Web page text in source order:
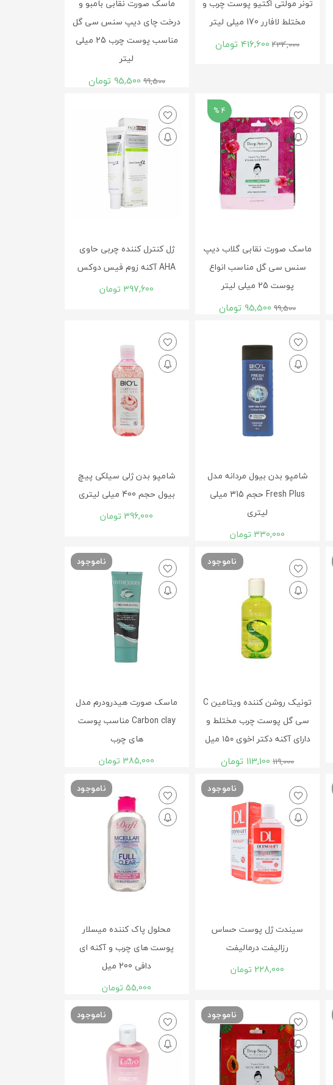
تونر مولتی اکتیو پوست چرب و
مختلط لافارر 170 میلی لیتر
434,000
416,600 تومان
ماسک صورت نقابی بامبو و
درخت چای دیپ سنس سی گل
مناسب پوست چرب 25 میلی
لیتر
99,500
95,500 تومان
4 %
ماسک صورت نقابی گلاب دیپ
سنس سی گل مناسب انواع
پوست 25 میلی لیتر
99,500
95,500تومان
ژل کنترل کننده چربی حاوی
AHA آکنه زوم فیس دوکس
397,600 تومان
شامپو بدن بیول مردانه مدل
Fresh Plus حجم 315 ميلی
لیتری
330,000 تومان
شامپو بدن ژلی سیلکی پیچ
بیول حجم 400 میلی لیتری
396,000 تومان
ناموجود
تونیک روشن کننده ویتامین C
سی گل پوست چرب مختلط و
دارای آکنه دکتر اخوی ۱۵۰ میل
119,000
113,100 تومان
ناموجود
ماسک صورت هیدرودرم مدل
Carbon clay مناسب پوست
های چرب
385,000 تومان
ناموجود
سیندت ژل پوست حساس
رزالیفت درمالیفت
228,000 تومان
ناموجود
محلول پاک کننده میسلار
پوست های چرب و آکنه ای
دافی 200 میل
55,000تومان
ناموجود ناموجود